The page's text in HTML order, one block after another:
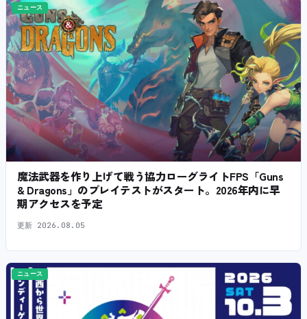
ニュース
魔法武器を作り上げて戦う協力ローグライトFPS「Guns
& Dragons」のプレイテストがスタート。2026年内に早
期アクセスを予定
更新 2026.08.05
ニュース